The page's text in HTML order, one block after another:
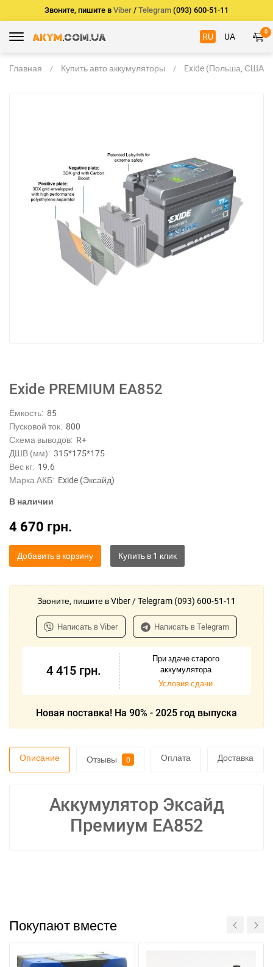
Звоните, пишите в Viber / Telegram (093) 600-51-11
RU UA 0
Главная Купить авто аккумуляторы Exide (Польша, США)
Exide PREMIUM EA852
Ёмкость: 85
Пусковой ток: 800
Схема выводов: R+
ДШВ (мм): 315*175*175
Вес кг: 19.6
Марка АКБ: Exide (Эксайд)
В наличии
4 670 грн.
Добавить в корзину
Звоните, пишите в Viber / Telegram (093) 600-51-11
Написать в Viber Написать в Telegram
4 415 грн.
При здаче старого
аккумулятора
Условия сдачи
Новая поставка! На 90% - 2025 год выпуска
Описание Отзывы 0 Оплата Доставка
Аккумулятор Эксайд
Премиум EA852
Покупают вместе